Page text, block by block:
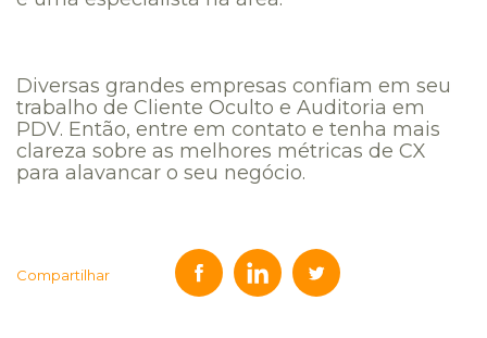
Diversas grandes empresas confiam em seu
trabalho de Cliente Oculto e Auditoria em
PDV. Então, entre em contato e tenha mais
clareza sobre as melhores métricas de CX
para alavancar o seu negócio.
Compartilhar